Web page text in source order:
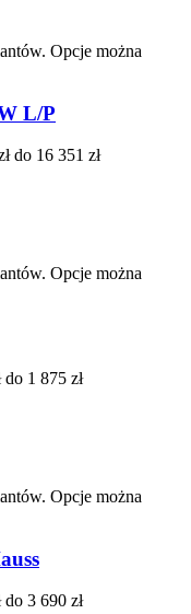
Opcje można
L/P
do 16 351 zł
Opcje można
do 1 875 zł
Opcje można
do 3 690 zł